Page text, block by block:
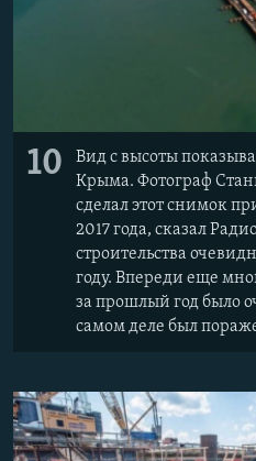
10
Вид с высоты
Крыма. Фотограф
сделал этот снимок
2017 года, сказал
строительства
году. Впереди еще
за прошлый год было
самом деле был